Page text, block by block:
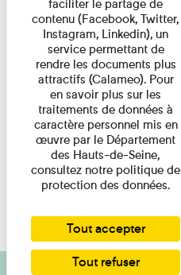
faciliter le partage de
contenu (Facebook, Twitter,
Instagram, Linkedin), un
service permettant de
rendre les documents plus
attractifs (Calameo). Pour
en savoir plus sur les
traitements de données à
caractère personnel mis en
œuvre par le Département
des Hauts-de-Seine,
consultez notre politique de
protection des données.
Tout accepter
Tout refuser